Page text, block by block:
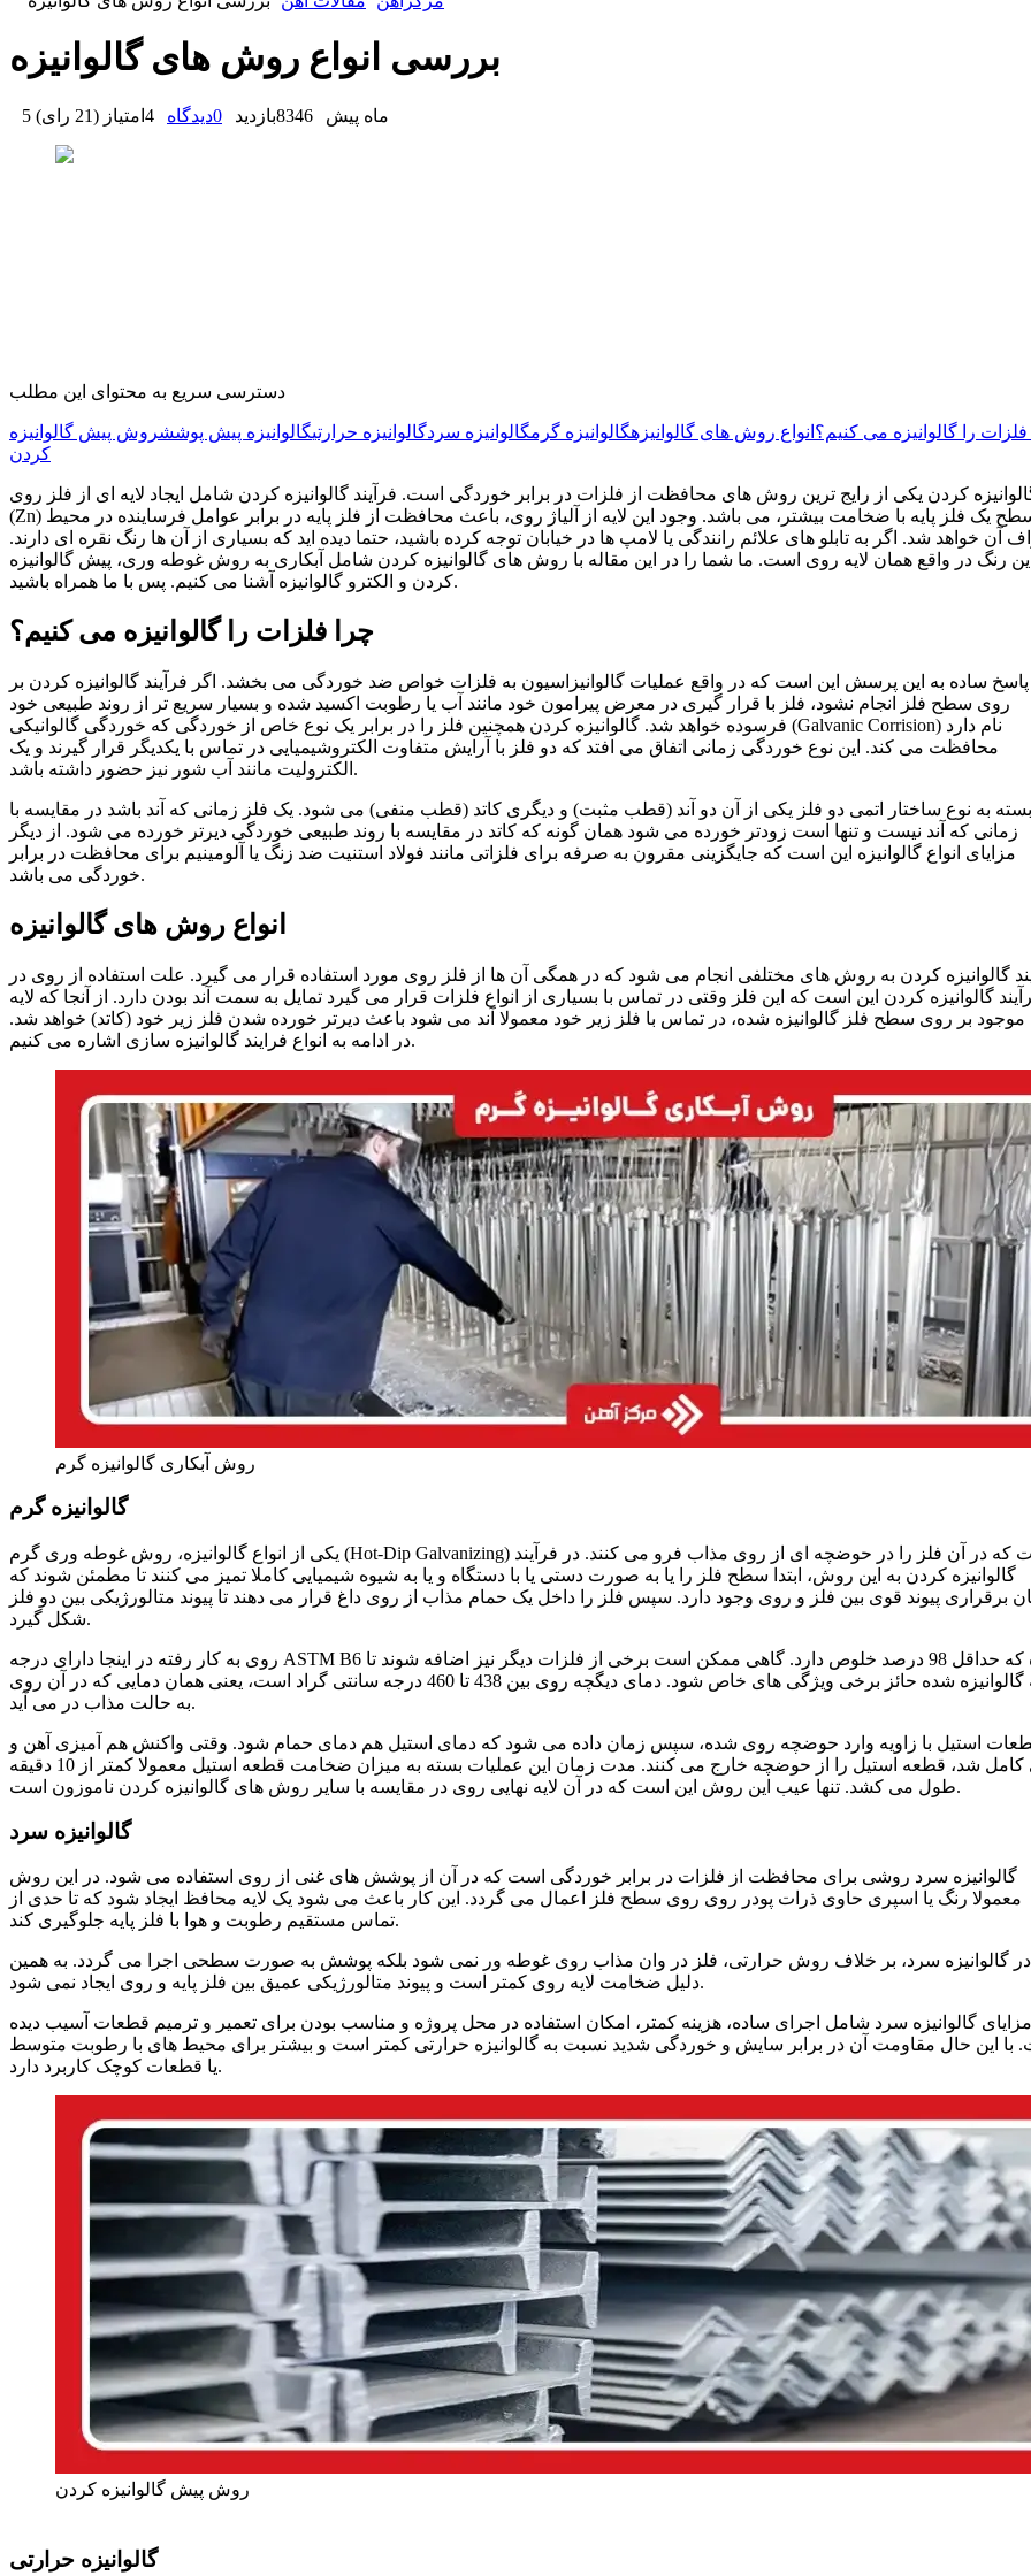
بررسی انواع روش‌ های گالوانیزه
5 ماه پیش 8346بازدید 0دیدگاه 4 امتیاز (21 رای )
دسترسی سریع به محتوای این مطلب
را گالوانیزه می ‌کنیم؟ انواع روش‌ های گالوانیزهگالوانیزه گرمگالوانیزه سردگالوانیزه حرارتیگالوانیزه پیش‌ پوششروش پیش گالوانیزه
کردن
کردن یکی از رایج ‌ترین روش‌ های محافظت از فلزات در برابر خوردگی است. فرآیند گالوانیزه کردن شامل ایجاد لایه ‌ای از فلز روی
(Zn) بر سطح یک فلز پایه با ضخامت بیشتر، می باشد. وجود این لایه از آلیاژ روی، باعث محافظت از فلز پایه در برابر عوامل فرساینده در محیط
آن خواهد شد. اگر به تابلو های علائم رانندگی یا لامپ‌ ها در خیابان توجه کرده باشید، حتما دیده‌ اید که بسیاری از آن‌ ها رنگ نقره‌ ای دارند.
این رنگ در واقع همان لایه روی است. ما شما را در این مقاله با روش ‌های گالوانیزه کردن شامل آبکاری به روش غوطه وری، پیش گالوانیزه
کردن و الکترو گالوانیزه آشنا می ‌کنیم. پس با ما همراه باشید.
چرا فلزات را گالوانیزه می ‌کنیم؟
پاسخ ساده به این پرسش این است که در واقع عملیات گالوانیزاسیون به فلزات خواص ضد خوردگی می‌ بخشد. اگر فرآیند گالوانیزه کردن بر
روی سطح فلز انجام نشود، فلز با قرار گیری در معرض پیرامون خود مانند آب یا رطوبت اکسید شده و بسیار سریع ‌تر از روند طبیعی خود
فرسوده خواهد شد. گالوانیزه کردن همچنین فلز را در برابر یک نوع خاص از خوردگی که خوردگی گالوانیکی (Galvanic Corrision) نام دارد
محافظت می‌ کند. این نوع خوردگی زمانی اتفاق می‌ افتد که دو فلز با آرایش متفاوت الکتروشیمیایی در تماس با یکدیگر قرار گیرند و یک
الکترولیت مانند آب شور نیز حضور داشته باشد.
بسته به نوع ساختار اتمی دو فلز یکی از آن دو آند (قطب مثبت) و دیگری کاتد (قطب منفی) می‌ شود. یک فلز زمانی که آند باشد در مقایسه با
زمانی که آند نیست و تنها است زودتر خورده می‌ شود همان ‌گونه که کاتد در مقایسه با روند طبیعی خوردگی دیرتر خورده می شود. از دیگر
مزایای انواع گالوانیزه این است که جایگزینی مقرون‌ به ‌صرفه برای فلزاتی مانند فولاد استنیت ضد زنگ یا آلومینیم برای محافظت در برابر
خوردگی می باشد.
انواع روش‌ های گالوانیزه
گالوانیزه کردن به روش ‌های مختلفی انجام می‌ شود که در همگی آن‌ ها از فلز روی مورد استفاده قرار می گیرد. علت استفاده از روی در
گالوانیزه کردن این است که این فلز وقتی در تماس با بسیاری از انواع فلزات قرار می ‌گیرد تمایل به سمت آند بودن دارد. از آنجا که لایه
بر روی سطح فلز گالوانیزه شده، در تماس با فلز زیر خود معمولا آند می‌ شود باعث دیرتر خورده شدن فلز زیر خود (کاتد) خواهد شد.
در ادامه به انواع فرایند گالوانیزه سازی اشاره می ‌کنیم.
روش آبکاری گالوانیزه گرم
گالوانیزه گرم
یکی از انواع گالوانیزه، روش غوطه‌ وری گرم (Hot-Dip Galvanizing) است که در آن فلز را در حوضچه‌ ای از روی مذاب فرو می‌ کنند. در فرآیند
گالوانیزه کردن به این روش، ابتدا سطح فلز را یا به صورت دستی یا با دستگاه و یا به شیوه شیمیایی کاملا تمیز می‌ کنند تا مطمئن شوند که
برقراری پیوند قوی بین فلز و روی وجود دارد. سپس فلز را داخل یک حمام مذاب از روی داغ قرار می ‌دهند تا پیوند متالورژیکی بین دو فلز
شکل گیرد.
روی به ‌کار رفته در اینجا دارای درجه ASTM B6 بوده که حداقل 98 درصد خلوص دارد. گاهی ممکن است برخی از فلزات دیگر نیز اضافه شوند تا
لایه گالوانیزه شده حائز برخی ویژگی‌ های خاص شود. دمای دیگچه روی بین 438 تا 460 درجه سانتی‌ گراد است، یعنی همان دمایی که در آن روی
به حالت مذاب در می ‌آید.
استیل با زاویه وارد حوضچه روی شده، سپس زمان داده می شود که دمای استیل هم دمای حمام شود. وقتی واکنش هم‌ آمیزی آهن و
روی کامل شد، قطعه استیل را از حوضچه خارج می کنند. مدت زمان این عملیات بسته به میزان ضخامت قطعه استیل معمولا کمتر از 10 دقیقه
طول می ‌کشد. تنها عیب این روش این است که در آن لایه نهایی روی در مقایسه با سایر روش ‌های گالوانیزه کردن ناموزون است.
گالوانیزه سرد
گالوانیزه سرد روشی برای محافظت از فلزات در برابر خوردگی است که در آن از پوشش های غنی از روی استفاده می شود. در این روش
معمولا رنگ یا اسپری حاوی ذرات پودر روی روی سطح فلز اعمال می گردد. این کار باعث می شود یک لایه محافظ ایجاد شود که تا حدی از
تماس مستقیم رطوبت و هوا با فلز پایه جلوگیری کند.
در گالوانیزه سرد، بر خلاف روش حرارتی، فلز در وان مذاب روی غوطه ور نمی شود بلکه پوشش به صورت سطحی اجرا می گردد. به همین
دلیل ضخامت لایه روی کمتر است و پیوند متالورژیکی عمیق بین فلز پایه و روی ایجاد نمی شود.
مزایای گالوانیزه سرد شامل اجرای ساده، هزینه کمتر، امکان استفاده در محل پروژه و مناسب بودن برای تعمیر و ترمیم قطعات آسیب دیده
با این حال مقاومت آن در برابر سایش و خوردگی شدید نسبت به گالوانیزه حرارتی کمتر است و بیشتر برای محیط های با رطوبت متوسط
یا قطعات کوچک کاربرد دارد.
روش پیش گالوانیزه کردن
گالوانیزه حرارتی